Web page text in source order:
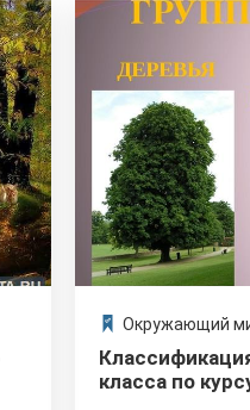
Окружающий
класса по